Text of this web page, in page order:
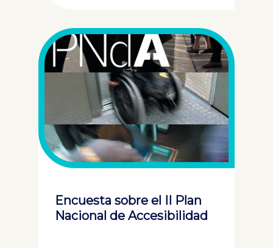
301549:2022. Esta versión viene a
sustituir la anterior de ambos
modelos, ya que tenía un bug que
hacía que dichos ficheros no
puedan ser procesados
correctamente por la aplicación
de Recogida de Informes
disponible en el Portal de
Administración electrónica...Ver
artículo
Encuesta sobre el II Plan
Nacional de Accesibilidad